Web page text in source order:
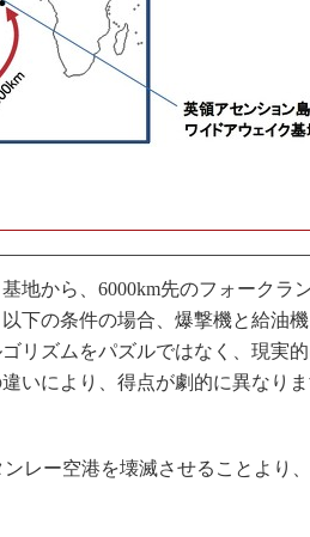
地から、6000km先のフォークラ
下の条件の場合、爆撃機と給油
リズムをパズルではなく、現実的
いにより、得点が劇的に異なり
レー空港を壊滅させることより、